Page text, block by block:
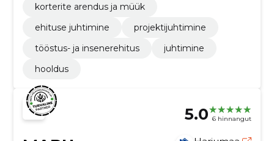
korterite arendus ja müük
ehituse juhtimine
projektijuhtimine
tööstus- ja insenerehitus
juhtimine
hooldus
5.0 6 hinnangut